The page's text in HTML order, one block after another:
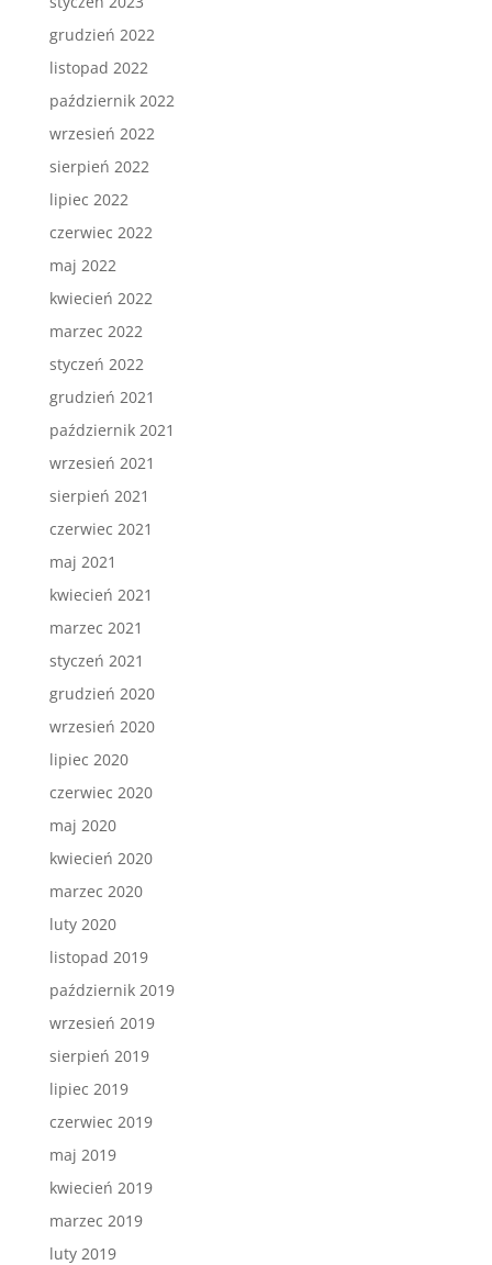
grudzień 2022
listopad 2022
październik 2022
wrzesień 2022
sierpień 2022
lipiec 2022
czerwiec 2022
maj 2022
kwiecień 2022
marzec 2022
styczeń 2022
grudzień 2021
październik 2021
wrzesień 2021
sierpień 2021
czerwiec 2021
maj 2021
kwiecień 2021
marzec 2021
styczeń 2021
grudzień 2020
wrzesień 2020
lipiec 2020
czerwiec 2020
maj 2020
kwiecień 2020
marzec 2020
luty 2020
listopad 2019
październik 2019
wrzesień 2019
sierpień 2019
lipiec 2019
czerwiec 2019
maj 2019
kwiecień 2019
marzec 2019
luty 2019